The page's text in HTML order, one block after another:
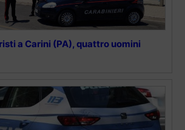
a Carini (PA), quattro uomini